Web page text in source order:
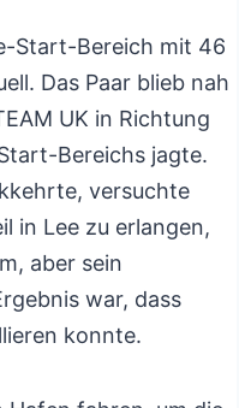
Start-Bereich mit 46
Das Paar blieb nah
UK in Richtung
Bereichs jagte.
versuchte
in Lee zu erlangen,
aber sein
war, dass
konnte.